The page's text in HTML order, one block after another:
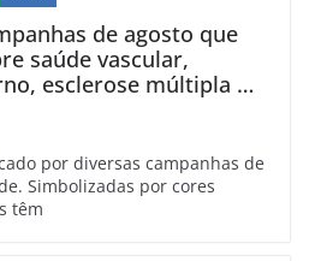
de agosto que
saúde vascular,
esclerose múltipla e
por diversas campanhas de
Simbolizadas por cores
têm